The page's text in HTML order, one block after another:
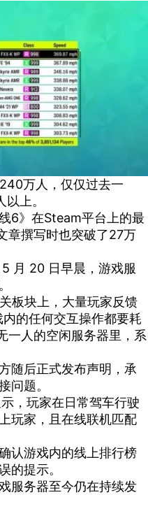
万人，仅仅过去一
上。
6》在Steam平台上的最
章撰写时也突破了27万
月 20 日早晨，游戏服
板块上，大量玩家反馈
的任何交互操作都要耗
一人的空闲服务器里，系
随后正式发布声明，承
问题。
，玩家在日常驾车行驶
玩家，且在线联机匹配
认游戏内的线上排行榜
的提示。
服务器至今仍在持续发